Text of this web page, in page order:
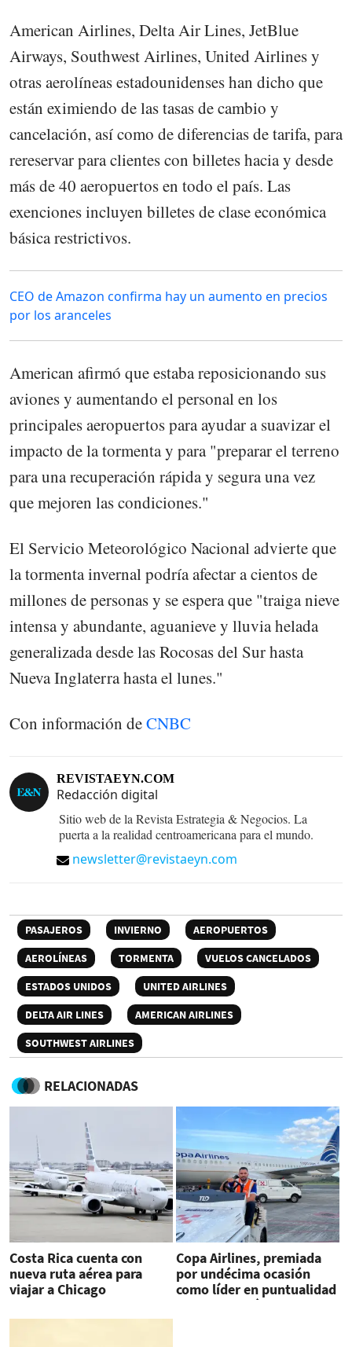
American Airlines, Delta Air Lines, JetBlue
Airways, Southwest Airlines, United Airlines y
otras aerolíneas estadounidenses han dicho que
están eximiendo de las tasas de cambio y
cancelación, así como de diferencias de tarifa, para
rereservar para clientes con billetes hacia y desde
más de 40 aeropuertos en todo el país. Las
exenciones incluyen billetes de clase económica
básica restrictivos.
CEO de Amazon confirma hay un aumento en precios
por los aranceles
American afirmó que estaba reposicionando sus
aviones y aumentando el personal en los
principales aeropuertos para ayudar a suavizar el
impacto de la tormenta y para "preparar el terreno
para una recuperación rápida y segura una vez
que mejoren las condiciones."
El Servicio Meteorológico Nacional advierte que
la tormenta invernal podría afectar a cientos de
millones de personas y se espera que "traiga nieve
intensa y abundante, aguanieve y lluvia helada
generalizada desde las Rocosas del Sur hasta
Nueva Inglaterra hasta el lunes."
Con información deCNBC
REVISTAEYN.COM
Redacción digital
Sitio web de la Revista Estrategia & Negocios. La
puerta a la realidad centroamericana para el mundo.
newsletter@revistaeyn.com
PASAJEROS INVIERNO
AEROPUERTOS
AEROLÍNEAS
TORMENTA
VUELOS CANCELADOS
ESTADOS UNIDOS
UNITED AIRLINES
DELTA AIR LINES
AMERICAN AIRLINES
SOUTHWEST AIRLINES
RELACIONADAS
Costa Rica cuenta con
nueva ruta aérea para
viajar a Chicago
Copa Airlines, premiada
por undécima ocasión
como líder en puntualidad
en Latinoamérica